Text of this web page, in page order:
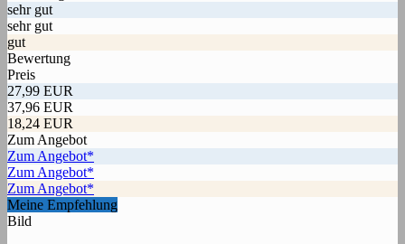
sehr gut
sehr gut
gut
Bewertung
Preis
27,99 EUR
37,96 EUR
18,24 EUR
Zum Angebot
Zum Angebot*
Zum Angebot*
Zum Angebot*
Meine Empfehlung
Bild